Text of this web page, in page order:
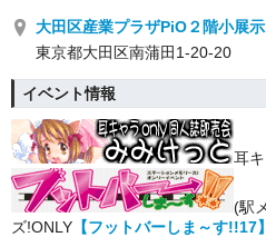
大田区産業プラザPiO２階小展
東京都大田区南蒲田1-20-20
イベント情報
耳
(駅
ズ!ONLY 【フットバーしま～す!!17】